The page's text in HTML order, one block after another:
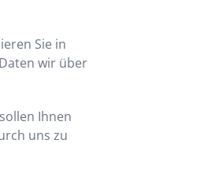
Sie in
wir über
Ihnen
uns zu